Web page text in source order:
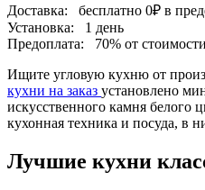
Доставка:
бесплатно 0₽ в
Установка:
1 день
Предоплата:
70% от стоимости
Ищите угловую кухню от
кухни на заказ установлено
искусственного камня
кухонная техника и посуда, в
Лучшие кухни